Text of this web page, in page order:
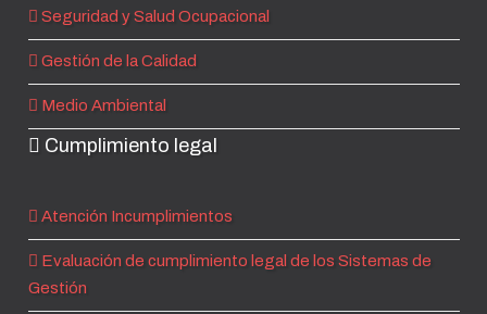
Seguridad y Salud Ocupacional
Gestión de la Calidad
Medio Ambiental
Cumplimiento legal
Atención Incumplimientos
Evaluación de cumplimiento legal de los Sistemas de
Gestión